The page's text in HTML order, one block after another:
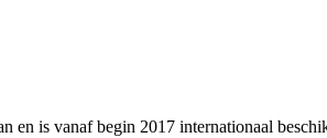
en is vanaf begin 2017 internationaal